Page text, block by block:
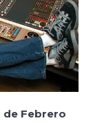
de Febrero